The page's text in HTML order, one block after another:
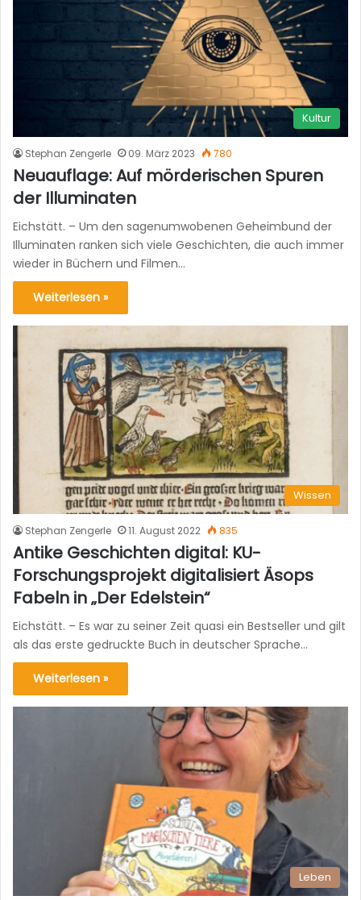
Kultur
Stephan Zengerle 09. März 2023 780
Neuauflage: Auf mörderischen Spuren
der Illuminaten
Eichstätt. – Um den sagenumwobenen Geheimbund der
Illuminaten ranken sich viele Geschichten, die auch immer
wieder in Büchern und Filmen…
Weiterlesen »
Wissen
Stephan Zengerle 11. August 2022 835
Antike Geschichten digital: KU-
Forschungsprojekt digitalisiert Äsops
Fabeln in „Der Edelstein“
Eichstätt. – Es war zu seiner Zeit quasi ein Bestseller und gilt
als das erste gedruckte Buch in deutscher Sprache…
Weiterlesen »
Leben